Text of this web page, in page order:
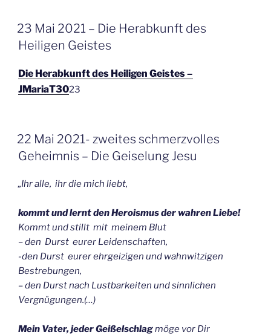
GEPLAATST
OP
23 Mai 2021 – Die Herabkunft des
Heiligen Geistes
Die Herabkunft des Heiligen Geistes –
JMariaT3023
GEPLAATST
OP
22 Mai 2021- zweites schmerzvolles
Geheimnis – Die Geiselung Jesu
„Ihr alle, ihr die mich liebt,
kommt und lernt den Heroismus der wahren Liebe!
Kommt und stillt mit meinem Blut
– den Durst eurer Leidenschaften,
-den Durst eurer ehrgeizigen und wahnwitzigen
Bestrebungen,
– den Durst nach Lustbarkeiten und sinnlichen
Vergnügungen.(…)
Mein Vater, jeder Geißelschlagmöge vor Dir